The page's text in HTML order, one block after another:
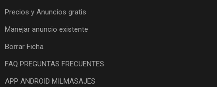
Precios y Anuncios gratis
Manejar anuncio existente
Borrar Ficha
FAQ PREGUNTAS FRECUENTES
APP ANDROID MILMASAJES